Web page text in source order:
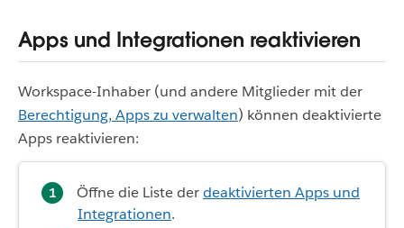
Apps und Integrationen reaktivieren
Workspace-Inhaber (und andere Mitglieder mit der
Berechtigung, Apps zu verwalten) können deaktivierte
Apps reaktivieren:
Öffne die Liste derdeaktivierten Apps und
Integrationen.